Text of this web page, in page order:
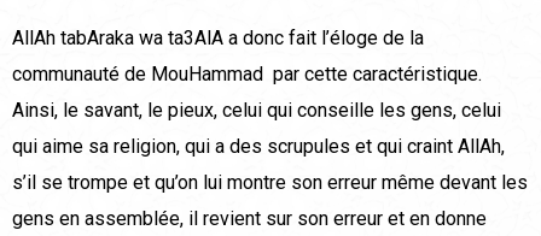
AllAh tabAraka wa ta3AlA a donc fait l’éloge de la
communauté de MouHammad par cette caractéristique.
Ainsi, le savant, le pieux, celui qui conseille les gens, celui
qui aime sa religion, qui a des scrupules et qui craint AllAh,
s’il se trompe et qu’on lui montre son erreur même devant les
gens en assemblée, il revient sur son erreur et en donne